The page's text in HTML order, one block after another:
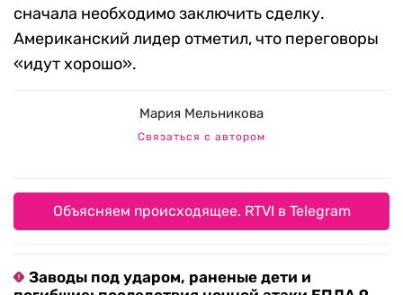
сначала необходимо заключить сделку.
Американский лидер отметил, что переговоры
«идут хорошо».
Мария Мельникова
Связаться с автором
Объясняем происходящее. RTVI в Telegram
Заводы под ударом, раненые дети и